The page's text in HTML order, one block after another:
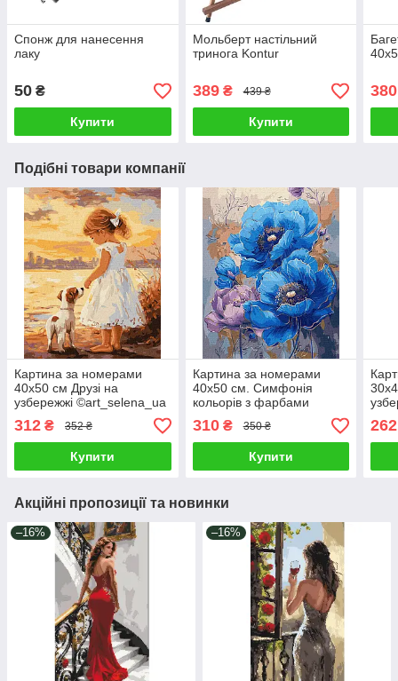
Спонж для нанесення
лаку
50 ₴
Купити
Мольберт настільний
тринога Kontur
389₴ 439 ₴
Купити
380
Подібні товари компанії
Картина за номерами
40х50 см Друзі на
узбережжі ©art_selena_ua
312 ₴ 352 ₴
Купити
Картина за номерами
40х50 см. Симфонія
кольорів з фарбами
©victoria_art___Ідейка
КНО3275
310₴ 350 ₴
Купити
262
Акційні пропозиції та новинки
–16% –16%